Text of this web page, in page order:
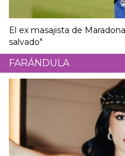
El ex masajista de
salvado"
FARÁNDULA